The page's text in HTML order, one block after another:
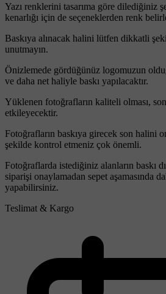
Yazı renklerini tasarıma göre dilediğiniz
kenarlığı için de seçeneklerden renk
Baskıya alınacak halini lütfen dikkatli
unutmayın.
Önizlemede gördüğünüz logomuzun
ve daha net haliyle baskı yapılacaktır.
Yüklenen fotoğrafların kaliteli olması,
etkileyecektir.
Fotoğrafların baskıya girecek son halini
şekilde kontrol etmeniz çok önemli.
Fotoğraflarda istediğiniz alanların baskı
siparişi onaylamadan sepet aşamasında
yapabilirsiniz.
Teslimat & Kargo